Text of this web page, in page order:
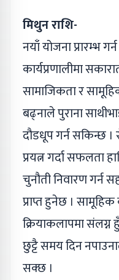
मिथुन राशि-
नयाँ योजना प्रारम्भ
कार्यप्रणालीमा
सामाजिकता र
बढ्नाले पुराना
दौडधूप गर्न सकिन्छ ।
प्रयत्न गर्दा सफलता
चुनौती निवारण गर्न
प्राप्त हुनेछ ।
क्रियाकलापमा
छुट्टै समय दिन
सक्छ ।